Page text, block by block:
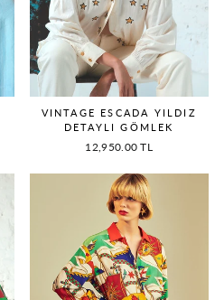
VINTAGE ESCADA YILDIZ
DETAYLI GÖMLEK
12,950.00 TL